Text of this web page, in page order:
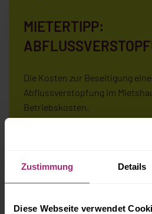
Zustimmung Details
Diese Webseite verwendet
MIETERTIPP:
Die Kosten zur Beseitigung
Abflussverstopfung im
Betriebskosten.